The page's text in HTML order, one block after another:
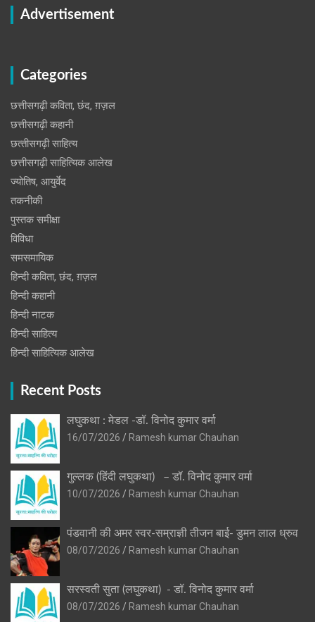
Advertisement
Categories
छत्तीसगढ़ी कविता, छंद, ग़ज़ल
छत्तीसगढ़ी कहानी
छत्‍तीसगढ़ी साहित्‍य
छत्तीसगढ़ी साहित्यिक आलेख
ज्योतिष, आयुर्वेद
तकनीकी
पुस्‍तक समीक्षा
विविधा
समसमायिक
हिन्दी कविता, छंद, ग़ज़ल
हिन्दी कहानी
हिन्‍दी नाटक
हिन्दी साहित्य
हिन्दी साहित्यिक आलेख
Recent Posts
लघुकथा : मेडल -डॉ. विनोद कुमार वर्मा
16/07/2026
Ramesh kumar Chauhan
गुल्लक (हिंदी लघुकथा) – डॉ. विनोद कुमार वर्मा
10/07/2026
Ramesh kumar Chauhan
पंडवानी की अमर स्वर-सम्राज्ञी तीजन बाई- डुमन लाल ध्रुव
08/07/2026
Ramesh kumar Chauhan
सरस्वती सुता (लघुकथा) ​- डॉ. विनोद कुमार वर्मा
08/07/2026
Ramesh kumar Chauhan